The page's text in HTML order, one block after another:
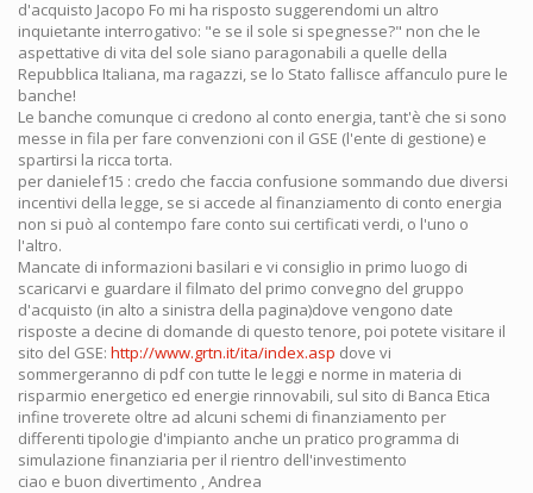
d'acquisto Jacopo Fo mi ha risposto suggerendomi un altro
inquietante interrogativo: "e se il sole si spegnesse?" non che le
aspettative di vita del sole siano paragonabili a quelle della
Repubblica Italiana, ma ragazzi, se lo Stato fallisce affanculo pure le
banche!
Le banche comunque ci credono al conto energia, tant'è che si sono
messe in fila per fare convenzioni con il GSE (l'ente di gestione) e
spartirsi la ricca torta.
per danielef15 : credo che faccia confusione sommando due diversi
incentivi della legge, se si accede al finanziamento di conto energia
non si può al contempo fare conto sui certificati verdi, o l'uno o
l'altro.
Mancate di informazioni basilari e vi consiglio in primo luogo di
scaricarvi e guardare il filmato del primo convegno del gruppo
d'acquisto (in alto a sinistra della pagina)dove vengono date
risposte a decine di domande di questo tenore, poi potete visitare il
sito del GSE: http://www.grtn.it/ita/index.asp dove vi
sommergeranno di pdf con tutte le leggi e norme in materia di
risparmio energetico ed energie rinnovabili, sul sito di Banca Etica
infine troverete oltre ad alcuni schemi di finanziamento per
differenti tipologie d'impianto anche un pratico programma di
simulazione finanziaria per il rientro dell'investimento
ciao e buon divertimento , Andrea